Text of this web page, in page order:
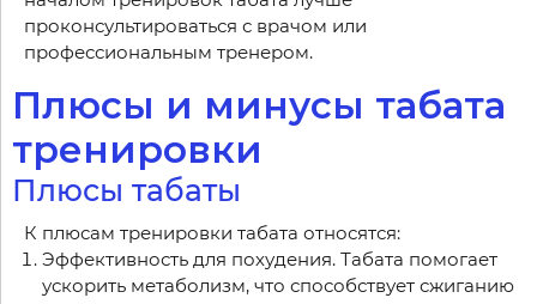
проконсультироваться с врачом или
профессиональным тренером.
Плюсы и минусы табата
тренировки
Плюсы табаты
К плюсам тренировки табата относятся:
Эффективность для похудения. Табата помогает
ускорить метаболизм, что способствует сжиганию